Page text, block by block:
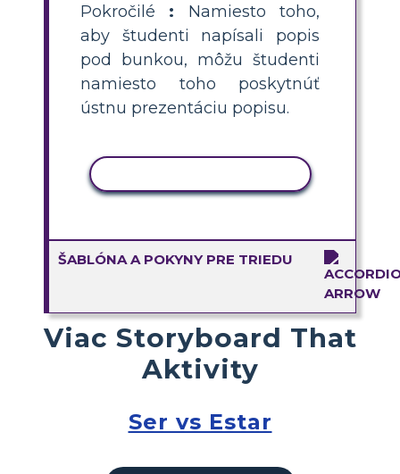
Pokročilé : Namiesto toho,
aby študenti napísali popis
pod bunkou, môžu študenti
namiesto toho poskytnúť
ústnu prezentáciu popisu.
ŠABLÓNA A POKYNY PRE TRIEDU
Viac Storyboard That
Aktivity
Ser vs Estar